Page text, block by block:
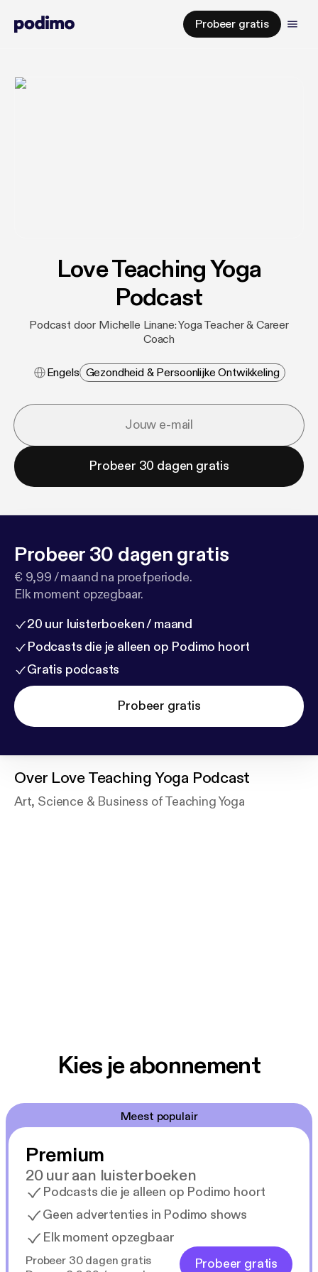
Probeer gratis
Love Teaching Yoga
Podcast
Podcast door Michelle Linane: Yoga Teacher & Career
Coach
Engels Gezondheid & Persoonlijke Ontwikkeling
Probeer 30 dagen gratis
Probeer 30 dagen gratis
€ 9,99 / maand na proefperiode.
Elk moment opzegbaar.
20 uur luisterboeken / maand
Podcasts die je alleen op Podimo hoort
Gratis podcasts
Probeer gratis
Over Love Teaching Yoga Podcast
Art, Science & Business of Teaching Yoga
Kies je abonnement
Meest populair
Premium
20 uur aan luisterboeken
Podcasts die je alleen op Podimo hoort
Geen advertenties in Podimo shows
Elk moment opzegbaar
Probeer 30 dagen gratis
Probeer gratis